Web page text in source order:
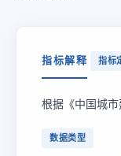
指标解释 指标
根据《中国城
数据类型